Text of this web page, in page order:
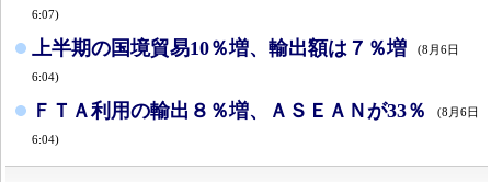
6:07)
上半期の国境貿易10％増、輸出額は７％増 (8月6日
6:04)
ＦＴＡ利用の輸出８％増、ＡＳＥＡＮが33％ (8月6日
6:04)